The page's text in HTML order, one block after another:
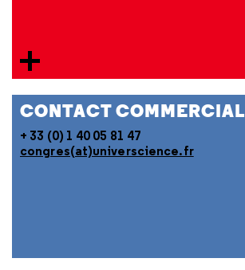
CONTACT COMMERCIAL
+ 33 (0) 1 40 05 81 47
congres(at)universcience.fr